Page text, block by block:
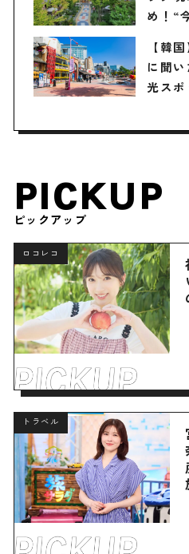
め！“
【韓
に聞
光ス
貨、
PICKUP
ピックアップ
ロコレコ
トラベル